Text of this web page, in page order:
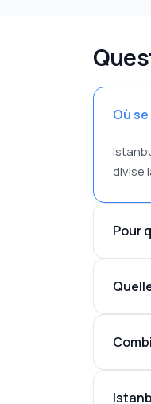
Où
divise
Pour